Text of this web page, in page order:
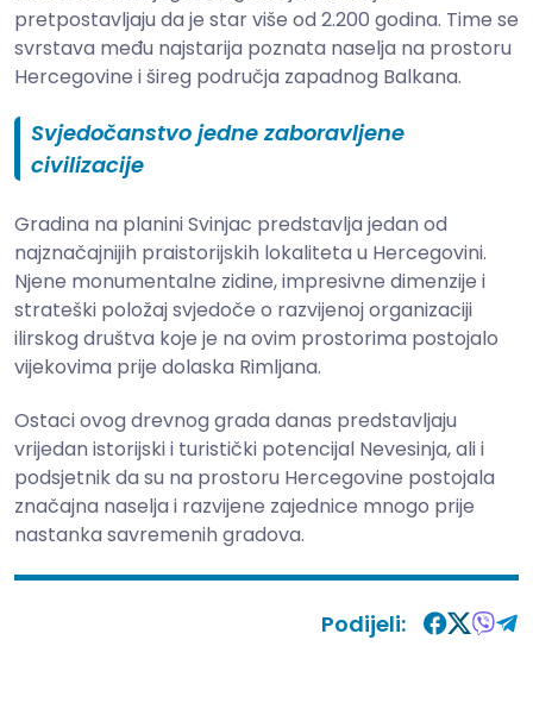
pretpostavljaju da je star više od 2.200 godina. Time se
svrstava među najstarija poznata naselja na prostoru
Hercegovine i šireg područja zapadnog Balkana.
Svjedočanstvo jedne zaboravljene
civilizacije
Gradina na planini Svinjac predstavlja jedan od
najznačajnijih praistorijskih lokaliteta u Hercegovini.
Njene monumentalne zidine, impresivne dimenzije i
strateški položaj svjedoče o razvijenoj organizaciji
ilirskog društva koje je na ovim prostorima postojalo
vijekovima prije dolaska Rimljana.
Ostaci ovog drevnog grada danas predstavljaju
vrijedan istorijski i turistički potencijal Nevesinja, ali i
podsjetnik da su na prostoru Hercegovine postojala
značajna naselja i razvijene zajednice mnogo prije
nastanka savremenih gradova.
Podijeli: